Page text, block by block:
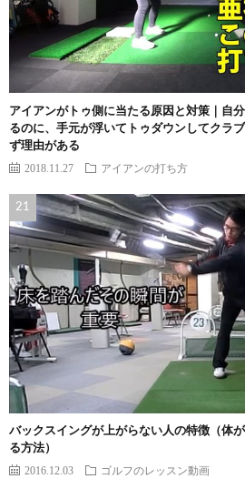
アイアンがトゥ側に当たる原因と対策｜自
るのに、手元が浮いてトゥダウンしてクラ
ず理由がある
2018.11.27 アイアンの打ち方
バックスイングが上がらない人の特徴（体
る方法）
2016.12.03 ゴルフのレッスン動画